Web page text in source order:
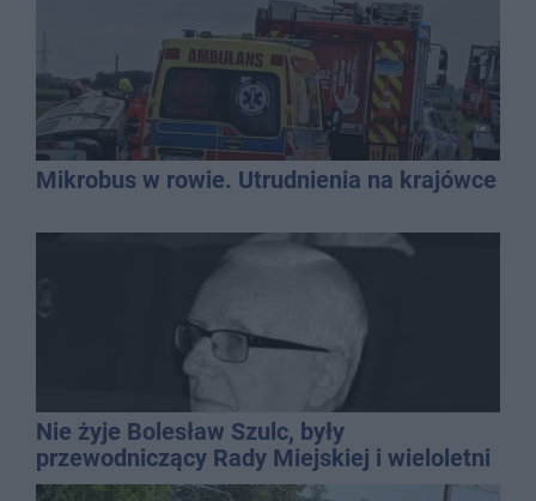
Mikrobus w rowie. Utrudnienia na krajówce
Nie żyje Bolesław Szulc, były
przewodniczący Rady Miejskiej i wieloletni
dyrektor SP 14